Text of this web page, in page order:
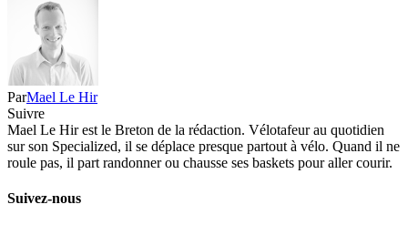
ParMael Le Hir
Suivre
Mael Le Hir est le Breton de la rédaction. Vélotafeur au quotidien
sur son Specialized, il se déplace presque partout à vélo. Quand il ne
roule pas, il part randonner ou chausse ses baskets pour aller courir.
Suivez-nous